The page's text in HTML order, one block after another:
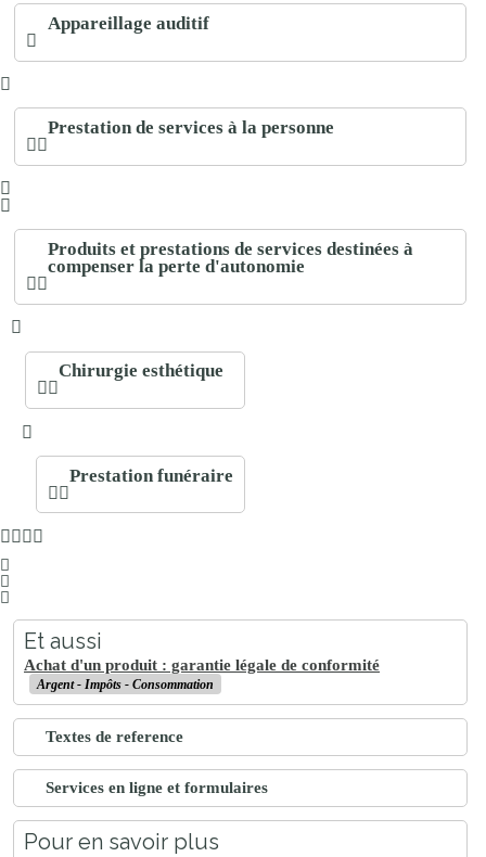
Appareillage auditif
Prestation de services à la personne
Produits et prestations de services destinées à
compenser la perte d'autonomie
Chirurgie esthétique
Prestation funéraire
Et aussi
Achat d'un produit : garantie légale de conformité
Argent - Impôts - Consommation
Textes de reference
Services en ligne et formulaires
Pour en savoir plus